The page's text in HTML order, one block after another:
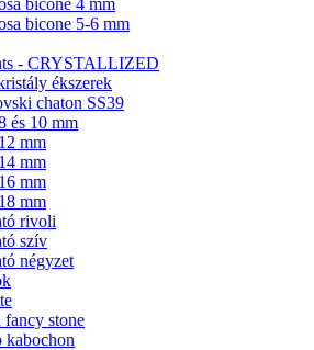
bicone 4 mm
bicone 5-6 mm
- CRYSTALLIZED
ékszerek
chaton SS39
és 10 mm
mm
mm
mm
mm
rivoli
szív
négyzet
fancy stone
kabochon